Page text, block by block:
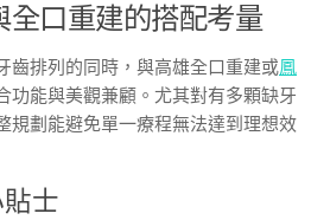
全口重建的搭配考量
齒排列的同時，與高雄全口重建或鳳
功能與美觀兼顧。尤其對有多顆缺牙
規劃能避免單一療程無法達到理想效
士